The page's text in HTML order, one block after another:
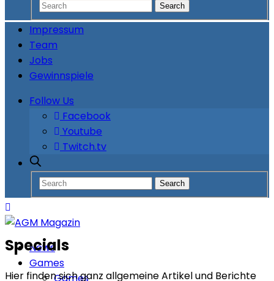
Impressum
Team
Jobs
Gewinnspiele
Follow Us
Facebook
Youtube
Twitch.tv
News
Games
Specials
Hier finden sich ganz allgemeine Artikel und Berichte